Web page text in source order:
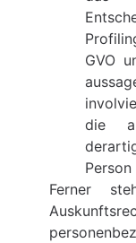
GVO
die
Person
Ferner